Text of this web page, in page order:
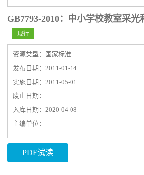
GB7793-2010：中小学校教室采光
现行
资源类型：国家标准
发布日期：2011-01-14
实施日期：2011-05-01
废止日期：-
入库日期：2020-04-08
主编单位：
PDF试读